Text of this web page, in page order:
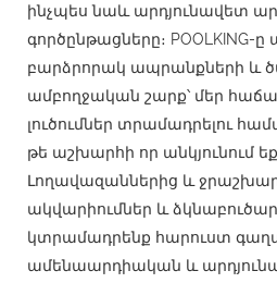
ինչպես նաև արդյունավետ
գործընթացները։ POOLKING-
բարձրորակ ապրանքների և
ամբողջական շարք՝ մեր
լուծումներ տրամադրելու
թե աշխարհի որ անկյունում
Լողավազաններից և
ակվարիումներ և
կտրամադրենք հարուստ
ամենաարդիական և